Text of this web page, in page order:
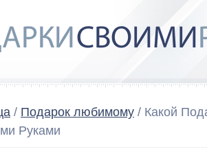
/ Подарок любимому / Какой
Руками